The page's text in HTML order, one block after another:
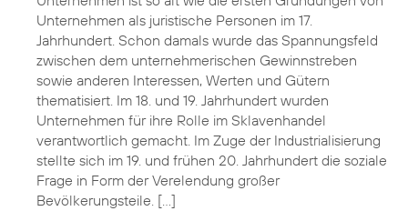
Unternehmen als juristische Personen im 17.
Jahrhundert. Schon damals wurde das Spannungsfeld
zwischen dem unternehmerischen Gewinnstreben
sowie anderen Interessen, Werten und Gütern
thematisiert. Im 18. und 19. Jahrhundert wurden
Unternehmen für ihre Rolle im Sklavenhandel
verantwortlich gemacht. Im Zuge der Industrialisierung
stellte sich im 19. und frühen 20. Jahrhundert die soziale
Frage in Form der Verelendung großer
Bevölkerungsteile. […]